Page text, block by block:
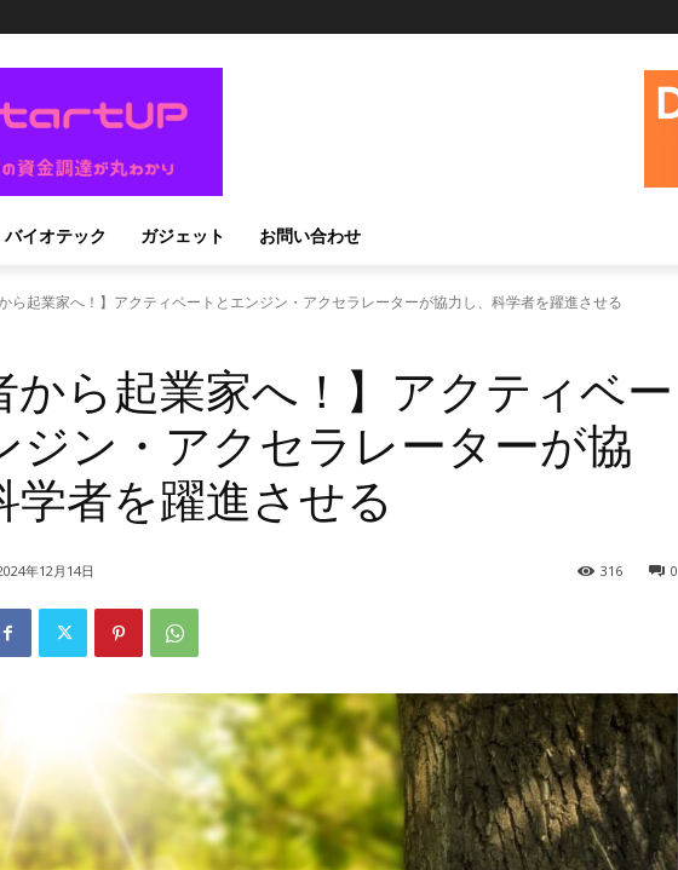
バイオテック ガジェット お問い合わせ
から起業家へ！】アクティベートとエンジン・アクセラレーターが協力し、科学者を躍進させる
から起業家へ！】アクティベー
ジン・アクセラレーターが協
学者を躍進させる
年12月14日 0
316